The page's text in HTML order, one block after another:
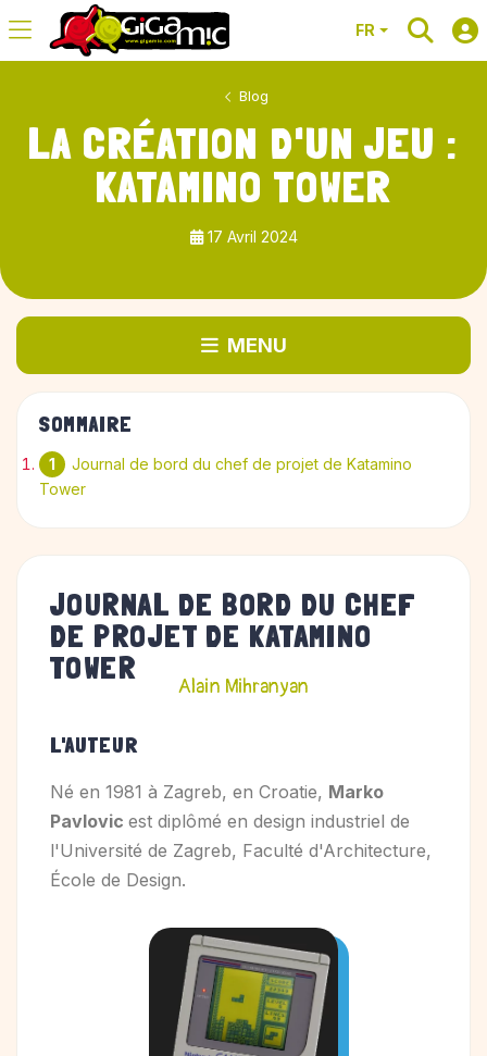
FR
Blog
LA CRÉATION D'UN JEU :
KATAMINO TOWER
17 Avril 2024
SOMMAIRE
Journal de bord du chef de projet de Katamino
Tower
JOURNAL DE BORD DU CHEF
DE PROJET DE KATAMINO
TOWER
Alain Mihranyan
L'AUTEUR
Né en 1981 à Zagreb, en Croatie, Marko
Pavlovic est diplômé en design industriel de
l'Université de Zagreb, Faculté d'Architecture,
École de Design.
MENU